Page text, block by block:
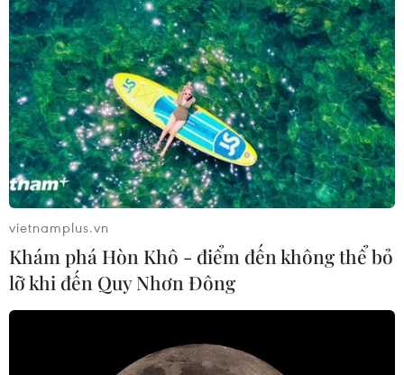
Hoàn thiện Đề án huy động vốn xã hội đầu
tư hạ tầng cảng hàng không
18/02/2022 13:12
Phó Thủ tướng lưu ý việc tuân thủ các quy định của
pháp luật liên quan; đánh giá bất cập của các quy định
pháp luật liên quan đến đầu tư, quản lý, khai thác cảng
hàng không.
vietnamplus.vn
Khám phá Hòn Khô - điểm đến không thể bỏ
lỡ khi đến Quy Nhơn Đông